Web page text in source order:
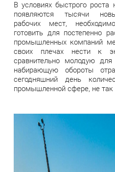
В условиях быстрого роста
появляются тысячи
рабочих мест,
готовить для постепенно
промышленных компаний
своих плечах нести к
сравнительно молодую
набирающую обороты
сегодняшний день
промышленной сфере, не так